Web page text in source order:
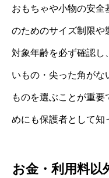
おもちゃや小物の安全
のためのサイズ制限や
対象年齢を必ず確認し
いもの・尖った角がな
ものを選ぶことが重
めにも保護者として知
お金・利用料以